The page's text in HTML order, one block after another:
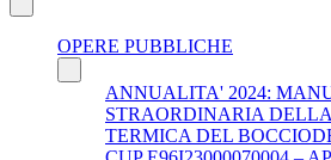
OPERE PUBBLICHE
ANNUALITA' 2024:
STRAORDINARIA
TERMICA DEL